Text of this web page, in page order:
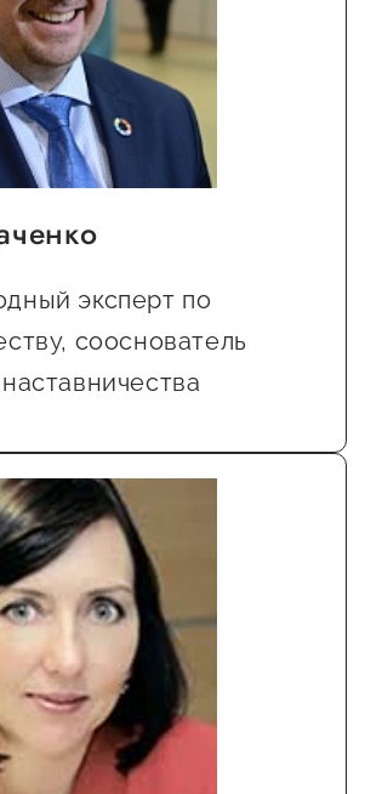
бизнеса
и надзора
эксперт по
сооснователь